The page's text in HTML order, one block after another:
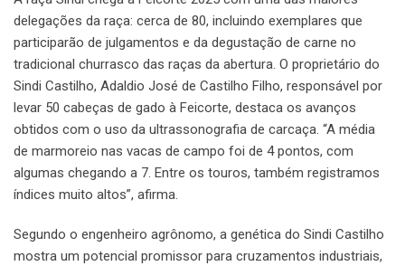
delegações da raça: cerca de 80, incluindo exemplares que
participarão de julgamentos e da degustação de carne no
tradicional churrasco das raças da abertura. O proprietário do
Sindi Castilho, Adaldio José de Castilho Filho, responsável por
levar 50 cabeças de gado à Feicorte, destaca os avanços
obtidos com o uso da ultrassonografia de carcaça. “A média
de marmoreio nas vacas de campo foi de 4 pontos, com
algumas chegando a 7. Entre os touros, também registramos
índices muito altos”, afirma.
Segundo o engenheiro agrônomo, a genética do Sindi Castilho
mostra um potencial promissor para cruzamentos industriais,